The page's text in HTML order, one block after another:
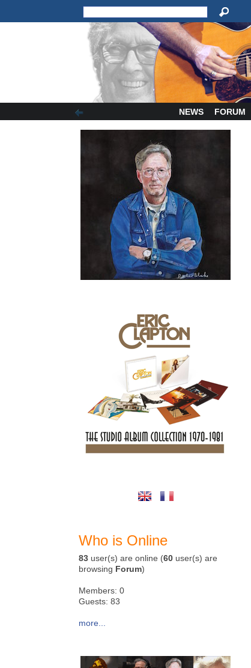
NEWS FORUM
Who is Online
83 user(s) are online (60 user(s) are
browsing Forum)
Members: 0
Guests: 83
more...